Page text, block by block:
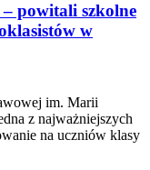
– powitali szkolne
w
im. Marii
z najważniejszych
na uczniów klasy